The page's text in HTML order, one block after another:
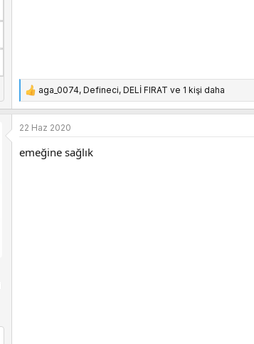
T
e
k
l
aga_0074, Defineci, DELİ FIRAT ve 1 kişi daha
22 Haz 2020
emeğine sağlık